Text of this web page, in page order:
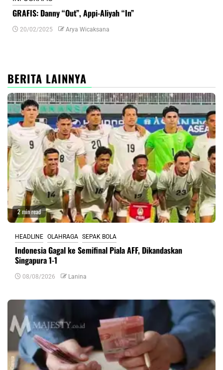
GRAFIS: Danny “Out”, Appi-Aliyah “In”
20/02/2025 Arya Wicaksana
BERITA LAINNYA
2 min read
HEADLINE OLAHRAGA SEPAK BOLA
Indonesia Gagal ke Semifinal Piala AFF, Dikandaskan
Singapura 1-1
08/08/2026 Lanina